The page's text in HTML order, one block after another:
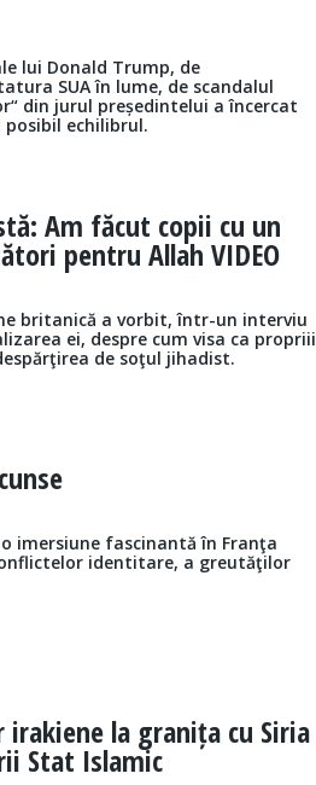
lui Donald Trump, de
SUA în lume, de scandalul
din jurul președintelui a încercat
echilibrul.
Am făcut copii cu un
pentru Allah VIDEO
britanică a vorbit, într-un interviu
ei, despre cum visa ca propriii
de soţul jihadist.
imersiune fascinantă în Franţa
identitare, a greutăţilor
la granița cu Siria
Stat Islamic